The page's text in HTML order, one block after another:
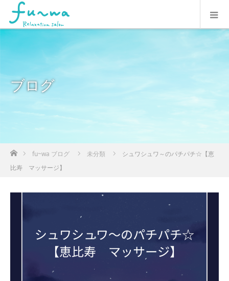
ブログ
ホームfu~wa ブログ 未分類
シュワシュワ～のパチパチ☆【恵
比寿 マッサージ】